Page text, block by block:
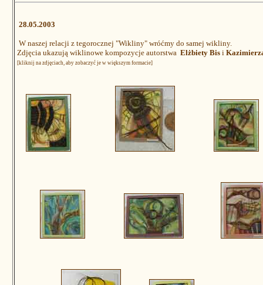
28.05.2003
W naszej relacji z tegorocznej "Wikliny" wróćmy do samej wikliny.
Zdjęcia ukazują wiklinowe kompozycje autorstwa Elżbiety Bis i
[kliknij na zdjęciach, aby zobaczyć je w większym formacie]